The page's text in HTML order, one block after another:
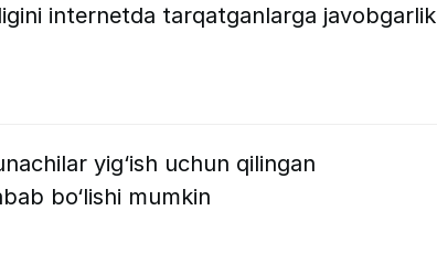
internetda tarqatganlarga javobgarlik
yig‘ish uchun qilingan
bo‘lishi mumkin